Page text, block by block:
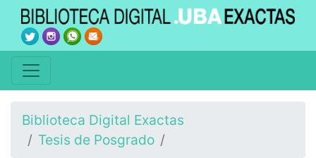
Biblioteca Digital Exactas
Tesis de Posgrado